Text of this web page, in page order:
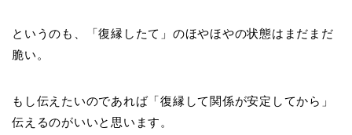
というのも、「復縁したて」のほやほやの状態はまだまだ
脆い。
もし伝えたいのであれば「復縁して関係が安定してから」
伝えるのがいいと思います。